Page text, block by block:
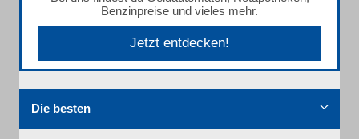
Benzinpreise und vieles mehr.
Jetzt entdecken!
Die besten